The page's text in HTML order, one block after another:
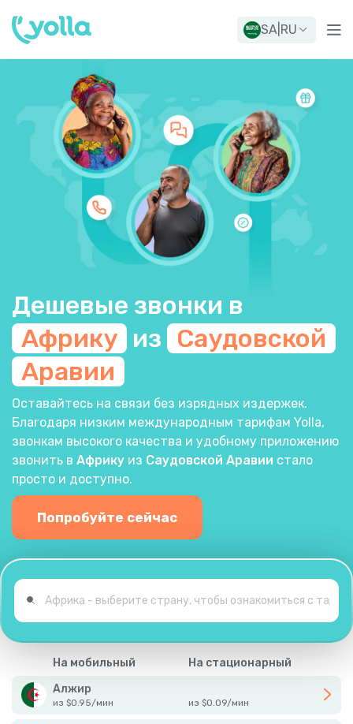
SA RU
Дешевые звонки в
Африку из Саудовской
Аравии
Оставайтесь на связи без изрядных издержек.
Благодаря низким международным тарифам Yolla,
звонкам высокого качества и удобному приложению
звонить в Африку из Саудовской Аравии стало
просто и доступно.
Попробуйте сейчас
На мобильный
На стационарный
Алжир
из $0.95/мин из $0.09/мин